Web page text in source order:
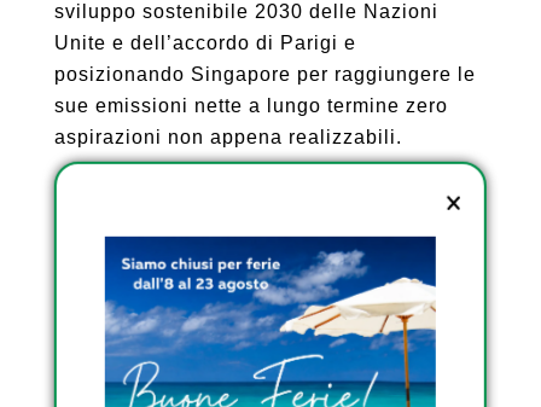
sviluppo sostenibile 2030 delle Nazioni
Unite e dell’accordo di Parigi e
posizionando Singapore per raggiungere le
sue emissioni nette a lungo termine zero
aspirazioni non appena realizzabili.
Per il fornitore di gas di città, City Energy,
che è il produttore e rivenditore nazionale di
gas di città a Singapore, questa
collaborazione può supportare in modo
significativo il suo sforzo di riduzione del
carbonio nella produzione o combustione
del gas di città.